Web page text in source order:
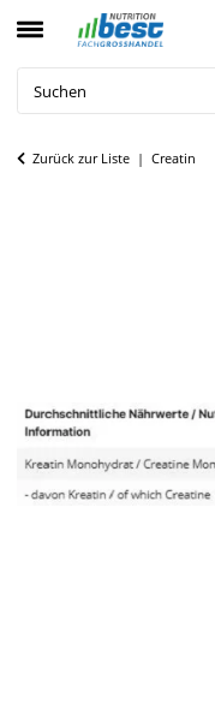
Zurück zur Liste Creatin